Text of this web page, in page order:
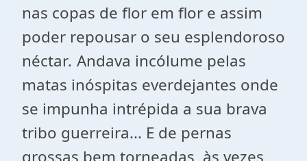
nas copas de flor em flor e assim
poder repousar o seu esplendoroso
néctar. Andava incólume pelas
matas inóspitas everdejantes onde
se impunha intrépida a sua brava
tribo guerreira... E de pernas
grossas bem torneadas, às vezes,